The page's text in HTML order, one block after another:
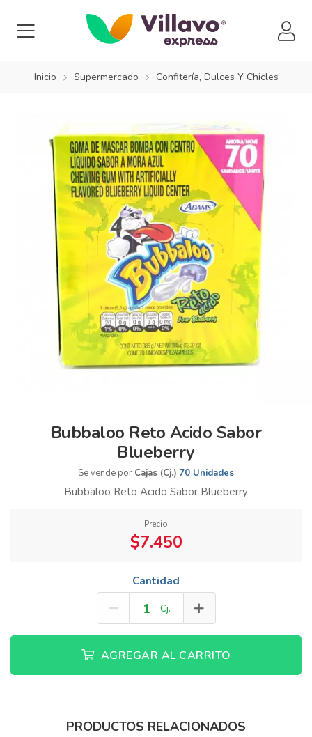
Inicio Supermercado Confitería, Dulces Y Chicles
Bubbaloo Reto Acido Sabor
Blueberry
Se vende por Cajas (Cj.) 70 Unidades
Bubbaloo Reto Acido Sabor Blueberry
Precio
$7.450
Cantidad
Cj.
AGREGAR AL CARRITO
PRODUCTOS RELACIONADOS